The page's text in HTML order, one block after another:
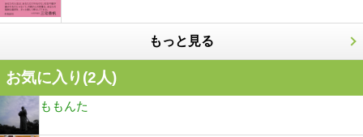
もっと見る
お気に入り(2人)
ももんた